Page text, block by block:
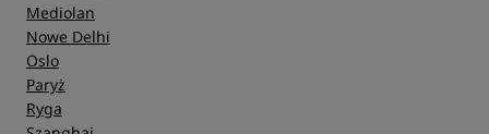
Mediolan
Nowe Delhi
Oslo
Paryż
Ryga